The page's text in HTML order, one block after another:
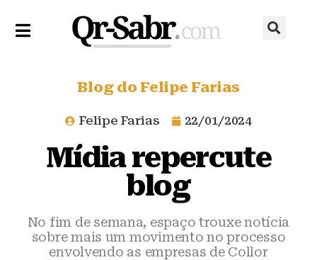
Blog do Felipe Farias
Felipe Farias 22/01/2024
Mídia repercute
blog
No fim de semana, espaço trouxe notícia
sobre mais um movimento no processo
envolvendo as empresas de Collor